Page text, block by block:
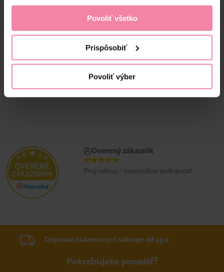
Povoliť všetko
Prispôsobiť
Povoliť výber
1,59
Jedn. cena 0,01 / KS
1,19
Jedn. cena 0,01 / KS
Overený zákazník
Prvý nákup - maximálna spokojnosť
Doprava zadarmo pri nákupe od 49 €
Potrebujete poradiť?